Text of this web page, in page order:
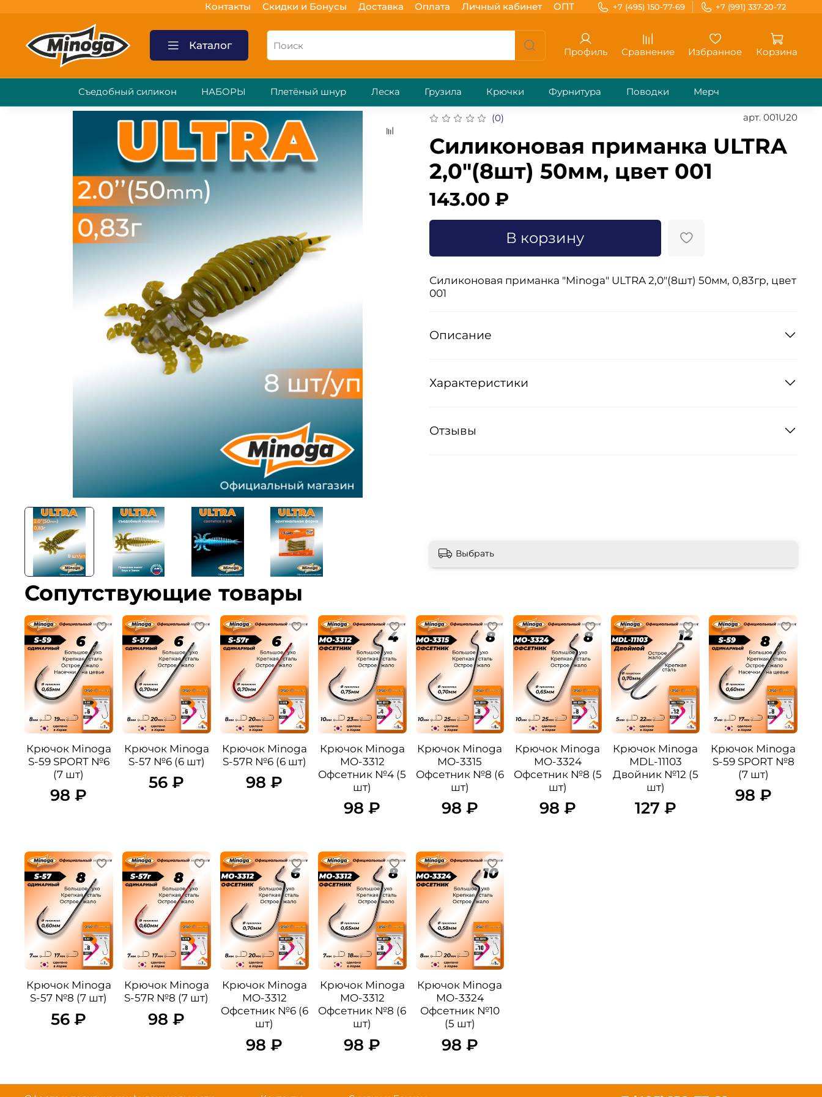
Контакты Скидки и Бонусы Доставка Оплата Личный кабинет ОПТ +7 (495) 150-77-69 +7 (991) 337-20-72
Каталог
Профиль Сравнение Избранное Корзина
Съедобный силикон НАБОРЫ Плетёный шнур Леска Грузила Крючки Фурнитура Поводки Мерч
(0) арт. 001U20
Силиконовая приманка ULTRA
2,0"(8шт) 50мм, цвет 001
143.00 ₽
В корзину
Силиконовая приманка "Minoga" ULTRA 2,0"(8шт) 50мм, 0,83гр, цвет
001
Описание
Характеристики
Отзывы
Выбрать
Сопутствующие товары
Крючок Minoga
S-59 SPORT №6
(7 шт)
98 ₽
Крючок Minoga
S-57 №6 (6 шт)
56 ₽
Крючок Minoga
S-57R №6 (6 шт)
98 ₽
Крючок Minoga
MO-3312
Офсетник №4 (5
шт)
98 ₽
Крючок Minoga
MO-3315
Офсетник №8 (6
шт)
98 ₽
Крючок Minoga
MO-3324
Офсетник №8 (5
шт)
98 ₽
Крючок Minoga
MDL-11103
Двойник №12 (5
шт)
127 ₽
Крючок Minoga
S-59 SPORT №8
(7 шт)
98 ₽
Крючок Minoga
S-57 №8 (7 шт)
56 ₽
Крючок Minoga
S-57R №8 (7 шт)
98 ₽
Крючок Minoga
MO-3312
Офсетник №6 (6
шт)
98 ₽
Крючок Minoga
MO-3312
Офсетник №8 (6
шт)
98 ₽
Крючок Minoga
MO-3324
Офсетник №10
(5 шт)
98 ₽